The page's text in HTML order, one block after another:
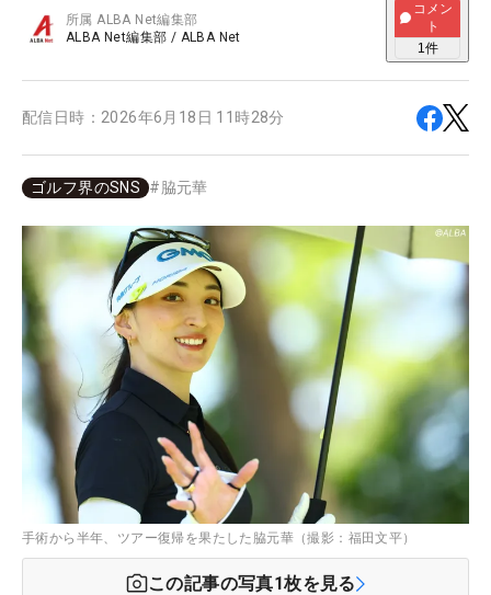
所属ALBA Net編集部
ALBA Net編集部 / ALBA Net
コメン
ト
1件
配信日時： 2026年6月18日 11時28分
ゴルフ界のSNS # 脇元華
手術から半年、ツアー復帰を果たした脇元華（撮影：福田文平）
この記事の写真1枚を見る